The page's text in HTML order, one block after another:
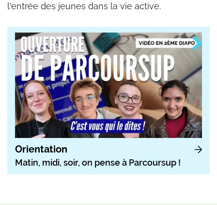
l'entrée des jeunes dans la vie active.
Orientation
Matin, midi, soir, on pense à Parcoursup !